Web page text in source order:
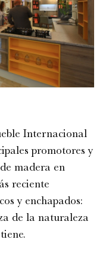
Internacional
promotores y
madera en
reciente
y enchapados:
de la naturaleza